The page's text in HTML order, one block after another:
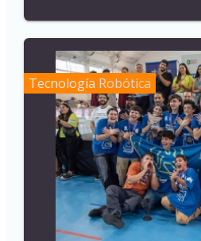
Tecnología Robótica